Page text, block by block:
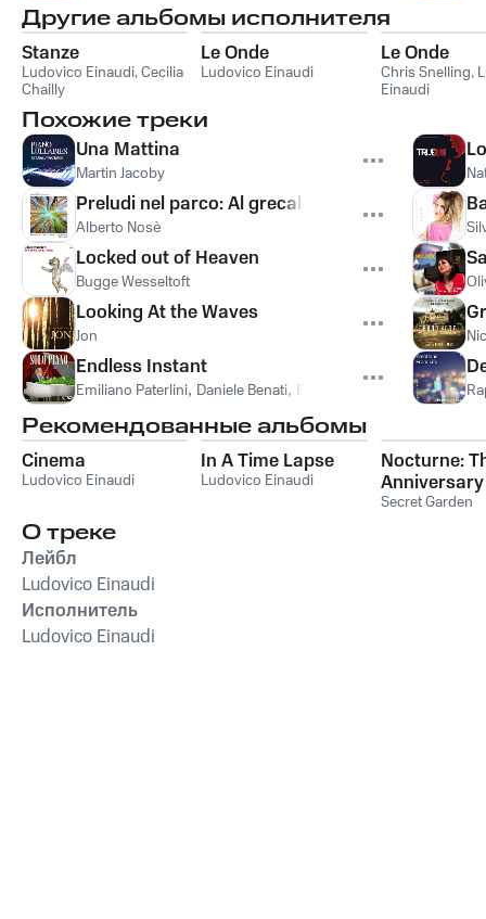
Другие альбомы исполнителя
Stanze
Ludovico Einaudi,Cecilia
Chailly
Le Onde
Ludovico Einaudi
Le Onde
Chris Snelling,
Einaudi
Похожие треки
Una Mattina
Martin Jacoby
Preludi nel parco: Al grecale sull'altopiano
Alberto Nosè
Locked out of Heaven
Bugge Wesseltoft
Looking At the Waves
Jon
Endless Instant
Emiliano Paterlini, Daniele Benati, Fabio Di Bari
Рекомендованные альбомы
Cinema
Ludovico Einaudi
In A Time Lapse
Ludovico Einaudi
Nocturne:
Anniversary
Collection
Secret Garden
О треке
Лейбл
Ludovico Einaudi
Исполнитель
Ludovico Einaudi